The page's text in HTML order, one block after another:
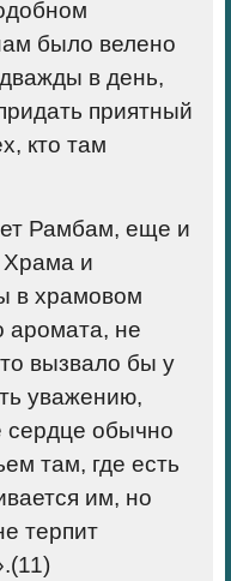
было велено
в день,
приятный
кто там
Рамбам, еще и
Храма и
в храмовом
аромата, не
вызвало бы у
уважению,
сердце обычно
там, где есть
им, но
терпит
11)